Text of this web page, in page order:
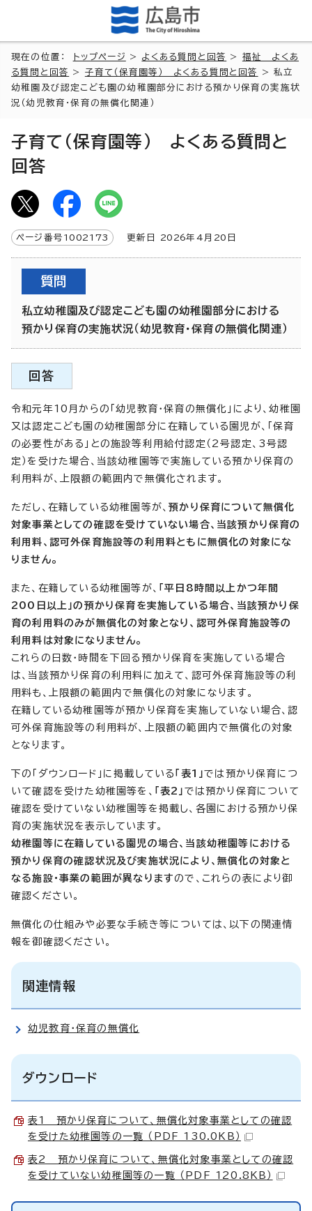
現在の位置： トップページ > よくある質問と回答 > 福祉 よくあ
る質問と回答
> 子育て（保育園等） よくある質問と回答
> 私立
幼稚園及び認定こども園の幼稚園部分における預かり保育の実施状
況（幼児教育・保育の無償化関連）
子育て（保育園等） よくある質問と
回答
ページ番号 1002173 更新日 2026年4月 20 日
質問
私立幼稚園及び認定こども園の幼稚園部分における
預かり保育の実施状況（幼児教育・保育の無償化関連）
回答
令和元年10月からの「幼児教育・保育の無償化」により、幼稚園
又は認定こども園の幼稚園部分に在籍している園児が、「保育
の必要性がある」との施設等利用給付認定（2号認定、3号認
定）を受けた場合、当該幼稚園等で実施している預かり保育の
利用料が、上限額の範囲内で無償化されます。
ただし、在籍している幼稚園等が、預かり保育について無償化
対象事業としての確認を受けていない場合、当該預かり保育の
利用料、認可外保育施設等の利用料ともに無償化の対象にな
りません。
また、在籍している幼稚園等が、
「平日8時間以上かつ年間
200日以上」の預かり保育を実施している場合、当該預かり保
育の利用料のみが無償化の対象となり、認可外保育施設等の
利用料は対象になりません。
これらの日数・時間を下回る預かり保育を実施している場合
は、当該預かり保育の利用料に加えて、認可外保育施設等の利
用料も、上限額の範囲内で無償化の対象になります。
在籍している幼稚園等が預かり保育を実施していない場合、認
可外保育施設等の利用料が、上限額の範囲内で無償化の対象
となります。
下の「ダウンロード」に掲載している 「表1」では預かり保育につ
いて確認を受けた幼稚園等を、
「表2」 では預かり保育について
確認を受けていない幼稚園等を掲載し、各園における預かり保
育の実施状況を表示しています。
幼稚園等に在籍している園児の場合、当該幼稚園等における
預かり保育の確認状況及び実施状況により、無償化の対象と
なる施設・事業の範囲が異なりますので、これらの表により御
確認ください。
無償化の仕組みや必要な手続き等については、以下の関連情
報を御確認ください。
関連情報
幼児教育・保育の無償化
ダウンロード
表1 預かり保育について、無償化対象事業としての確認
を受けた幼稚園等の一覧 （PDF 130.0KB）
表2 預かり保育について、無償化対象事業としての確認
を受けていない幼稚園等の一覧 （PDF 120.8KB）